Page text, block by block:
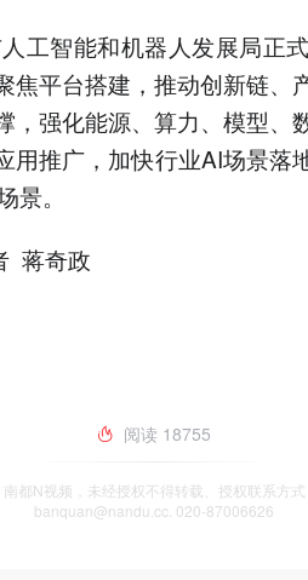
工智能和机器人发展局正
焦平台搭建，推动创新链、
，强化能源、算力、模型、
用推广，加快行业AI场景落
景。
蒋奇政
阅读 18755
南都N视频，未经授权不得转载、授权联系方式
banquan@nandu.cc. 020-87006626